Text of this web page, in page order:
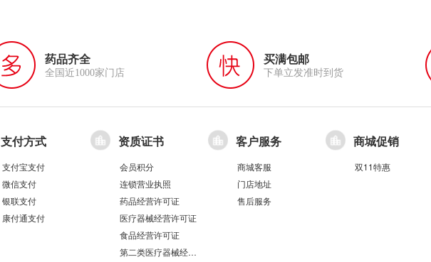
药品齐全
全国近1000家门店
买满包邮
下单立发准时到货
支付方式
支付宝支付
微信支付
银联支付
康付通支付
资质证书
会员积分
连锁营业执照
药品经营许可证
医疗器械经营许可证
食品经营许可证
第二类医疗器械经营备案凭证
客户服务
商城客服
门店地址
售后服务
商城促销
双11特惠